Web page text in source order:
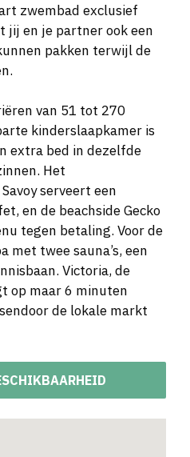
zwembad exclusief
jij en je partner ook een
pakken terwijl de
van 51 tot 270
kinderslaapkamer is
extra bed in dezelfde
Het
serveert een
en de beachside Gecko
tegen betaling. Voor de
met twee sauna’s, een
Victoria, de
op maar 6 minuten
de lokale markt